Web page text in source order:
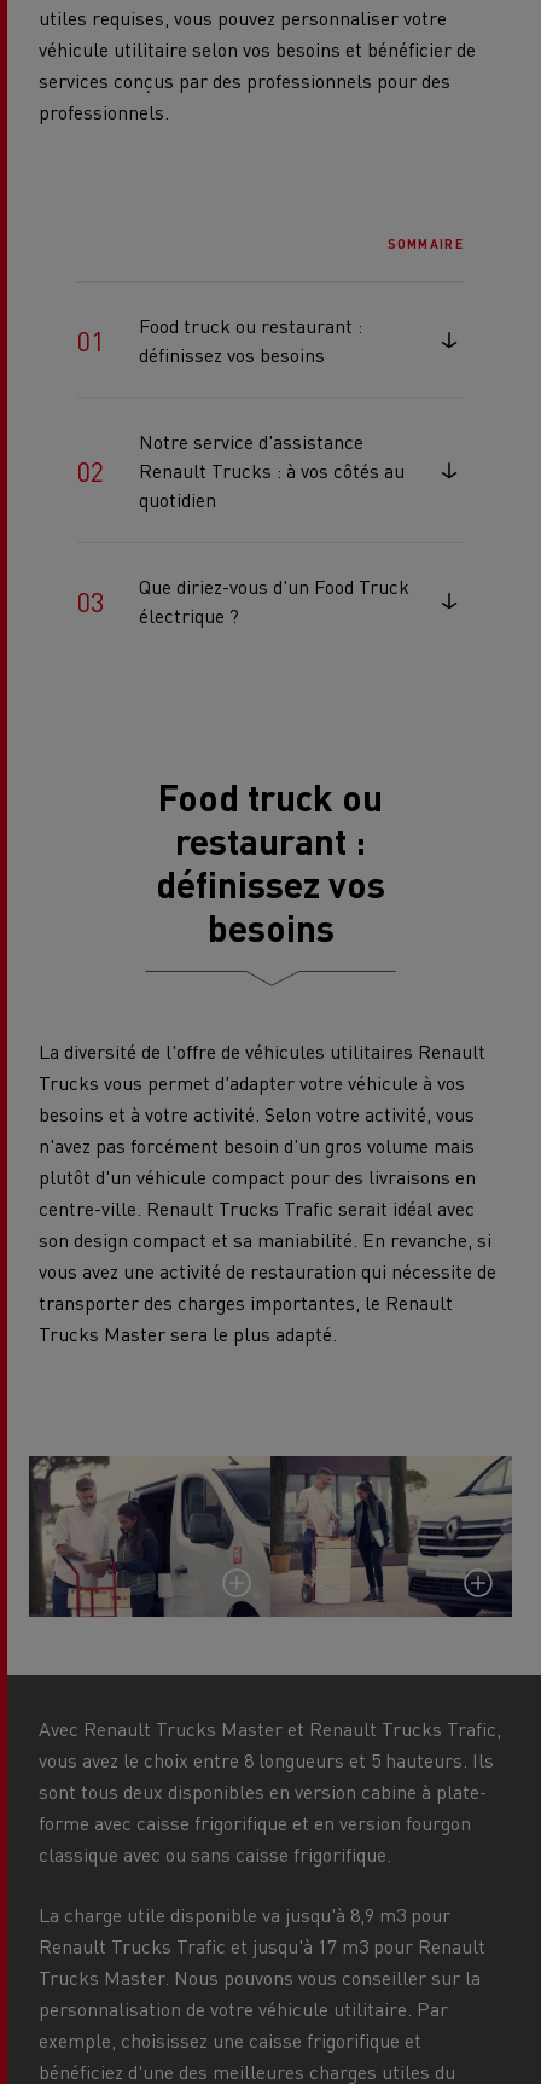
utiles requises, vous pouvez personnaliser votre
véhicule utilitaire selon vos besoins et bénéficier de
services conçus par des professionnels pour des
professionnels.
SOMMAIRE
Food truck ou restaurant :
définissez vos besoins
Notre service d'assistance
Renault Trucks : à vos côtés au
quotidien
Que diriez-vous d'un Food Truck
électrique ?
Food truck ou
restaurant :
définissez vos
besoins
La diversité de l'offre de véhicules utilitaires Renault
Trucks vous permet d'adapter votre véhicule à vos
besoins et à votre activité. Selon votre activité, vous
n'avez pas forcément besoin d'un gros volume mais
plutôt d'un véhicule compact pour des livraisons en
centre-ville. Renault Trucks Trafic serait idéal avec
son design compact et sa maniabilité. En revanche, si
vous avez une activité de restauration qui nécessite de
transporter des charges importantes, le Renault
Trucks Master sera le plus adapté.
Avec Renault Trucks Master et Renault Trucks Trafic,
vous avez le choix entre 8 longueurs et 5 hauteurs. Ils
sont tous deux disponibles en version cabine à plate-
forme avec caisse frigorifique et en version fourgon
classique avec ou sans caisse frigorifique.
La charge utile disponible va jusqu'à 8,9 m3 pour
Renault Trucks Trafic et jusqu'à 17 m3 pour Renault
Trucks Master. Nous pouvons vous conseiller sur la
personnalisation de votre véhicule utilitaire. Par
exemple, choisissez une caisse frigorifique et
bénéficiez d'une des meilleures charges utiles du